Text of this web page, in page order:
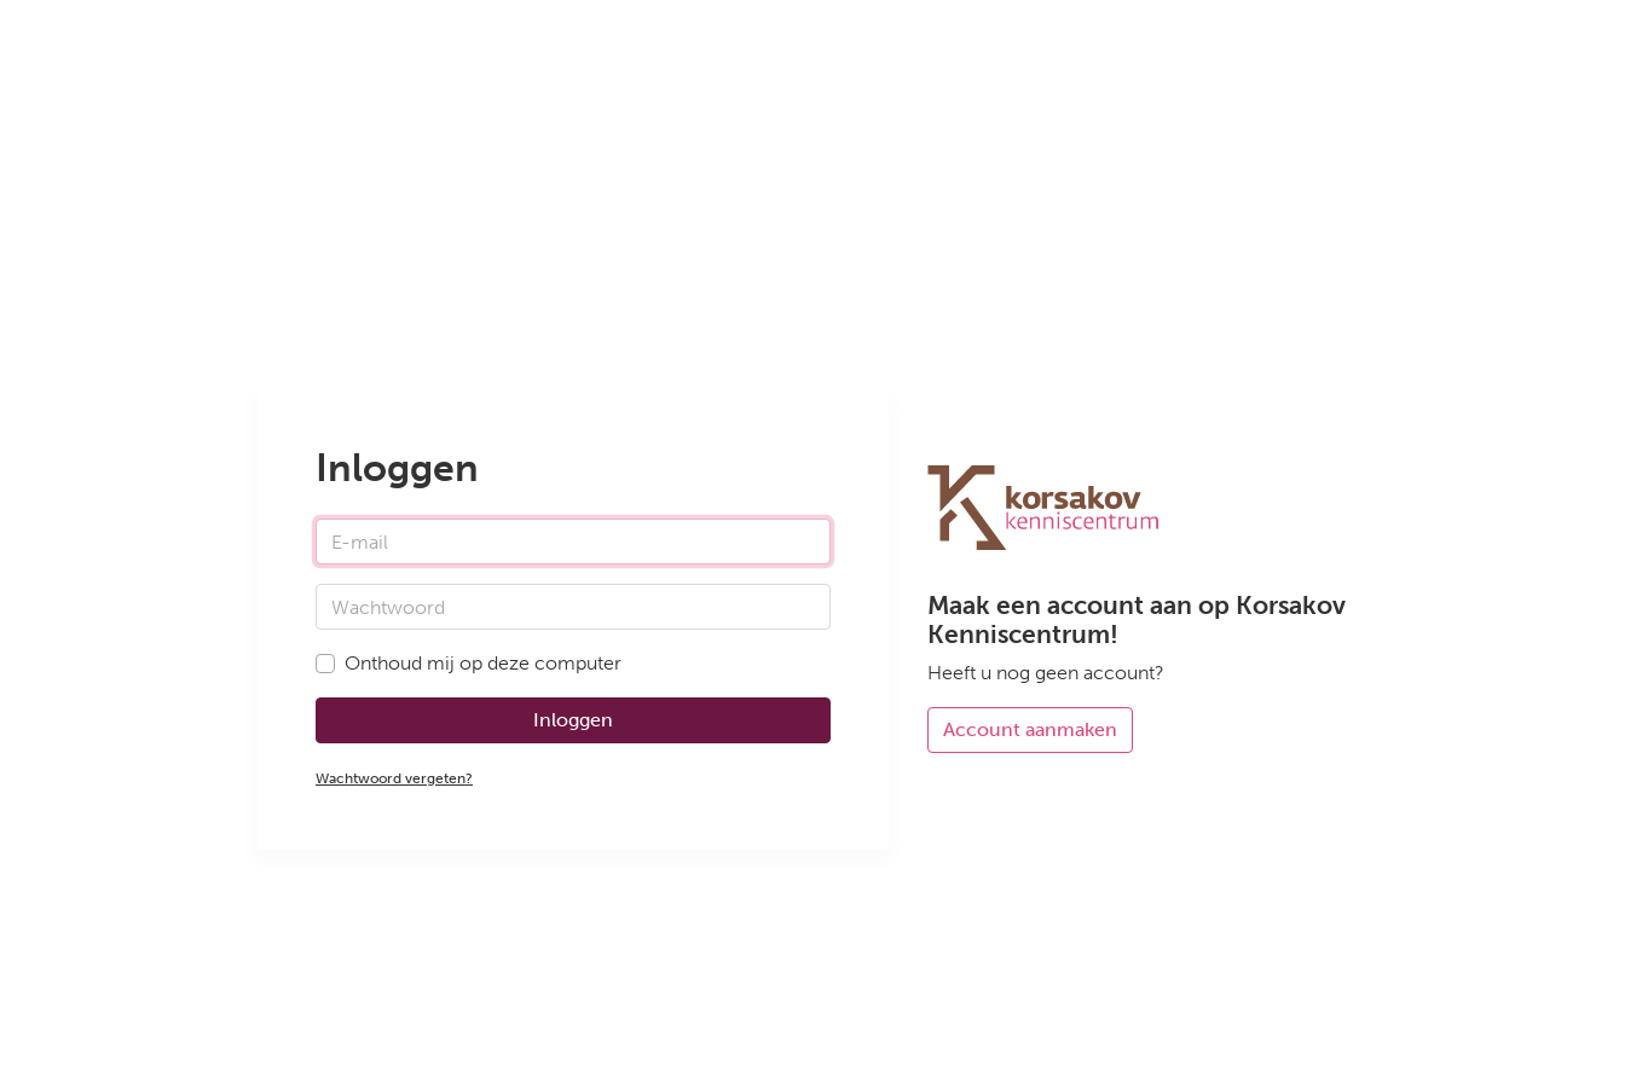
Inloggen
E-mail
Wachtwoord
Onthoud mij op deze computer
Inloggen
Wachtwoord vergeten?
Maak een account aan op Korsakov
Kenniscentrum!
Heeft u nog geen account?
Account aanmaken